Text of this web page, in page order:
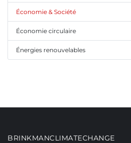
Économie & Société
Économie circulaire
Énergies renouvelables
BRINKMANCLIMATECHANGE